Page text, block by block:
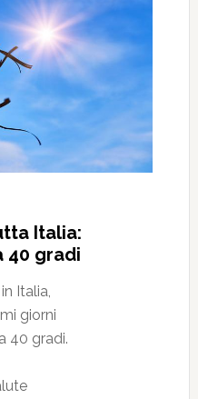
Italia:
40 gradi
Italia,
giorni
40 gradi.